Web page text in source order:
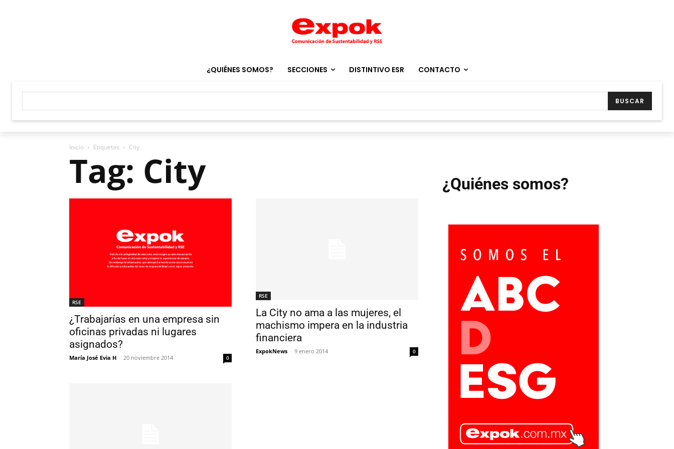
¿QUIÉNES SOMOS? SECCIONES DISTINTIVO ESR CONTACTO
BUSCAR
Inicio Etiquetas City
Tag: City
RSE
¿Trabajarías en una empresa sin
oficinas privadas ni lugares
asignados?
María José Evia H - 20 noviembre 2014 0
RSE
La City no ama a las mujeres, el
machismo impera en la industria
financiera
ExpokNews - 9 enero 2014 0
¿Quiénes somos?